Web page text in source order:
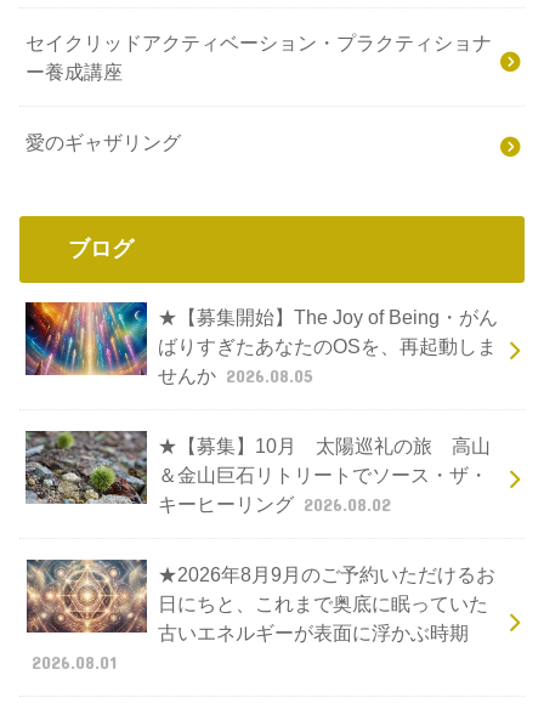
セイクリッドアクティベーション・プラクティショナ
ー養成講座
愛のギャザリング
ブログ
★【募集開始】The Joy of Being・がん
ばりすぎたあなたのOSを、再起動しま
せんか 2026.08.05
★【募集】10月 太陽巡礼の旅 高山
＆金山巨石リトリートでソース・ザ・
キーヒーリング 2026.08.02
★2026年8月9月のご予約いただけるお
日にちと、これまで奥底に眠っていた
古いエネルギーが表面に浮かぶ時期
2026.08.01